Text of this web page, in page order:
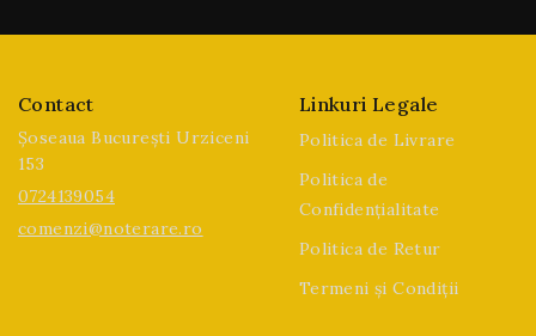
Contact
Șoseaua București Urziceni
153
0724139054
comenzi@noterare.ro
Linkuri Legale
Politica de Livrare
Politica de
Confidențialitate
Politica de Retur
Termeni și Condiții